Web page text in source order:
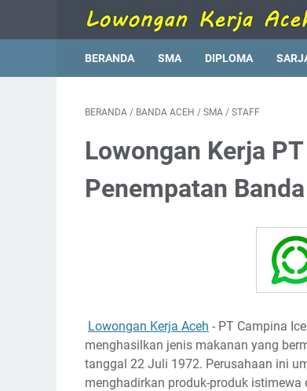
BERANDA SMA DIPLOMA
BERANDA / BANDA ACEH / SMA / STAFF
Lowongan Kerja
Penempatan
Lowongan Kerja Aceh - PT Campina
menghasilkan jenis makanan yang
tanggal 22 Juli 1972. Perusahaan ini
menghadirkan produk-produk